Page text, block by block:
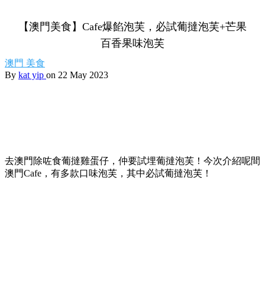
【澳門美食】Cafe爆餡泡芙，必試葡撻泡芙+芒果
百香果味泡芙
澳門 美食
By kat yip on 22 May 2023
去澳門除咗食葡撻雞蛋仔，仲要試埋葡撻泡芙！今次介紹呢間
澳門Cafe，有多款口味泡芙，其中必試葡撻泡芙！